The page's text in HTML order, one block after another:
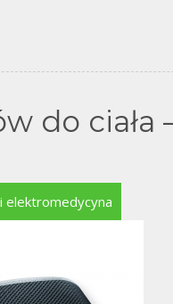
do ciała
elektromedycyna